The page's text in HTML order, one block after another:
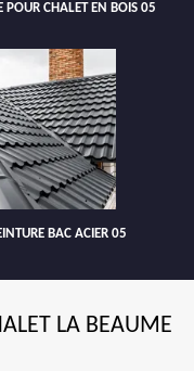
POUR CHALET EN BOIS 05
BAC ACIER 05
LA BEAUME